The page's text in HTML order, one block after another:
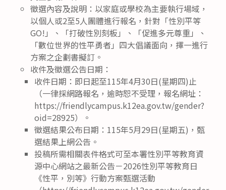
徵選內容及說明：以家庭或學校為主要執行場域，
以個人或2至5人團體進行報名，針對「性別平等
GO!」、「打破性別刻板」、「促進多元尊重」、
「數位世界的性平勇者」四大倡議面向，擇一進行
方案之企劃書擬訂。
收件及徵選公告日期：
收件日期：即日起至115年4月30日(星期四)止
（一律採網路報名，逾時恕不受理，報名網址：
https://friendlycampus.k12ea.gov.tw/gender?
oid=28925）。
徵選結果公布日期：115年5月29日(星期五)，甄
選結果上網公告。
投稿所需相關表件格式可至本署性別平等教育資
源中心網站之最新公告－2026性別平等教育日
《性平，別等》行動方案甄選活動